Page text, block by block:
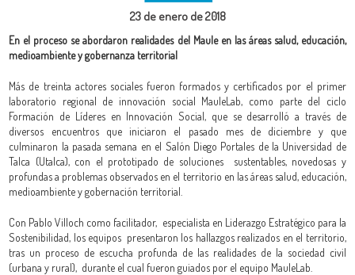
23 de enero de 2018
En el proceso se abordaron realidades del Maule en las áreas salud, educación,
medioambiente y gobernanza territorial
Más de treinta actores sociales fueron formados y certificados por el primer
laboratorio regional de innovación social MauleLab, como parte del ciclo
Formación de Líderes en Innovación Social, que se desarrolló a través de
diversos encuentros que iniciaron el pasado mes de diciembre y que
culminaron la pasada semana en el Salón Diego Portales de la Universidad de
Talca (Utalca), con el prototipado de soluciones sustentables, novedosas y
profundas a problemas observados en el territorio en las áreas salud, educación,
medioambiente y gobernación territorial.
Con Pablo Villoch como facilitador, especialista en Liderazgo Estratégico para la
Sostenibilidad, los equipos presentaron los hallazgos realizados en el territorio,
tras un proceso de escucha profunda de las realidades de la sociedad civil
(urbana y rural), durante el cual fueron guiados por el equipo MauleLab.